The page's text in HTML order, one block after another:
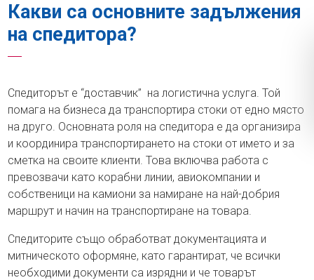
Какви са основните задължения
на спедитора?
Спедиторът е “доставчик” на логистична услуга. Той
помага на бизнеса да транспортира стоки от едно място
на друго. Основната роля на спедитора е да организира
и координира транспортирането на стоки от името и за
сметка на своите клиенти. Това включва работа с
превозвачи като корабни линии, авиокомпании и
собственици на камиони за намиране на най-добрия
маршрут и начин на транспортиране на товара.
Спедиторите също обработват документацията и
митническото оформяне, като гарантират, че всички
необходими документи са изрядни и че товарът